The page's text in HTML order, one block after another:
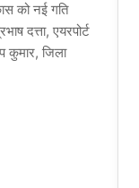
को नई गति
दत्ता, एयरपोर्ट
कुमार, जिला